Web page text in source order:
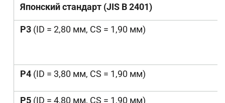
Японский стандарт (JIS B 2401)
P3 (ID = 2,80 мм, CS = 1,90 мм)
P4 (ID = 3,80 мм, CS = 1,90 мм)
P5 (ID = 4,80 мм, CS = 1,90 мм)